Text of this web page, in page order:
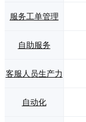
服务工单管理
自助服务
客服人员生产力
自动化